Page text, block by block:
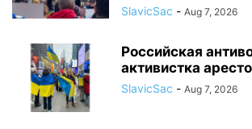
SlavicSac - Aug 7, 2026
Российская
активистка
SlavicSac - Aug 7, 2026